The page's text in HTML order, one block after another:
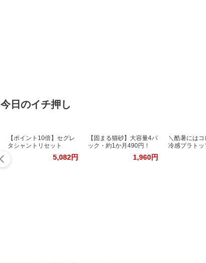
今日のイチ押し
【ポイント10倍】セグレ
タシャントリセット
5,082円
【固まる猫砂】大容量4パ
ック・約1か月490円！
1,960円
＼酷暑には
冷感ブラトッ